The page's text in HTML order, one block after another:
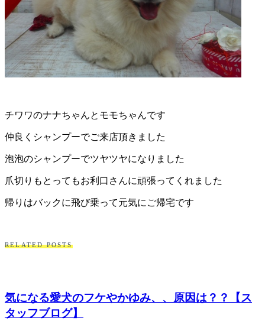
チワワのナナちゃんとモモちゃんです
仲良くシャンプーでご来店頂きました
泡泡のシャンプーでツヤツヤになりました
爪切りもとってもお利口さんに頑張ってくれました
帰りはバックに飛び乗って元気にご帰宅です
RELATED POSTS
気になる愛犬のフケやかゆみ、、原因は？？【ス
タッフブログ】